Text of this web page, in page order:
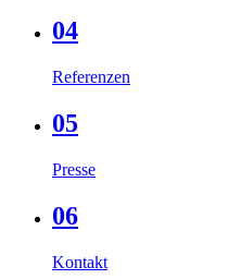
04
Referenzen
05
Presse
06
Kontakt